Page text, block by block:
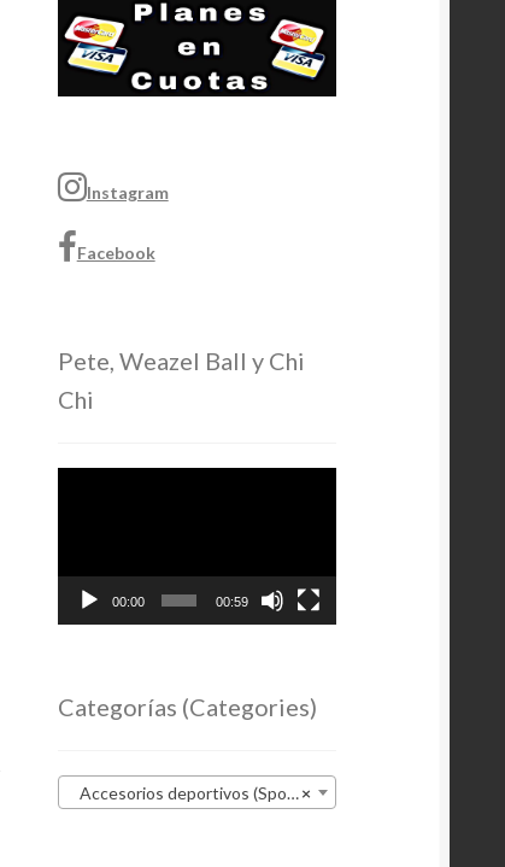
Instagram
Facebook
Pete, Weazel Ball y Chi
Chi
00:00 00:59
Categorías (Categories)
×
Accesorios deportivos (Sports accessories)